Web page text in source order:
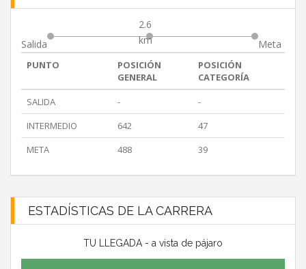
Salida
2.6
km
Meta
PUNTO
POSICIÓN
GENERAL
POSICIÓN
CATEGORÍA
SALIDA
-
-
INTERMEDIO
642
47
META
488 39
ESTADÍSTICAS DE LA CARRERA
TU LLEGADA - a vista de pájaro